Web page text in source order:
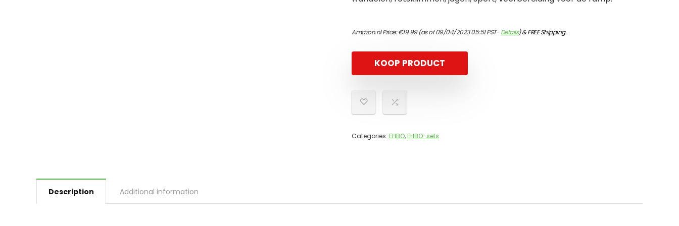
Amazon.nl Price:€19.99(as of 09/04/2023 05:51 PST-Details)&FREE Shipping.
KOOP PRODUCT
Categories: EHBO,EHBO-sets
Description Additional information